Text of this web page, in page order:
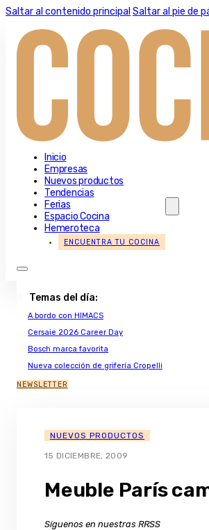
Saltar al contenido principal Saltar al pie de
Inicio
Empresas
Nuevos productos
Tendencias
Ferias
Espacio Cocina
Hemeroteca
ENCUENTRA TU COCINA
Temas del día:
A bordo con HIMACS
Cersaie 2026 Career Day
Bosch marca favorita
Nueva colección de grifería Cropelli
NEWSLETTER
NUEVOS PRODUCTOS
15 DICIEMBRE, 2009
Meuble París
Síguenos en nuestras RRSS